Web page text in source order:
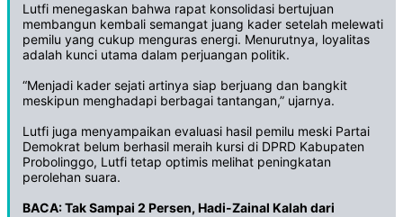
Lutfi menegaskan bahwa rapat konsolidasi bertujuan
membangun kembali semangat juang kader setelah melewati
pemilu yang cukup menguras energi. Menurutnya, loyalitas
adalah kunci utama dalam perjuangan politik.
“Menjadi kader sejati artinya siap berjuang dan bangkit
meskipun menghadapi berbagai tantangan,” ujarnya.
Lutfi juga menyampaikan evaluasi hasil pemilu meski Partai
Demokrat belum berhasil meraih kursi di DPRD Kabupaten
Probolinggo, Lutfi tetap optimis melihat peningkatan
perolehan suara.
BACA:Tak Sampai 2 Persen, Hadi-Zainal Kalah dari